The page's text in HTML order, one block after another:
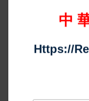
13890
Follwers
台股